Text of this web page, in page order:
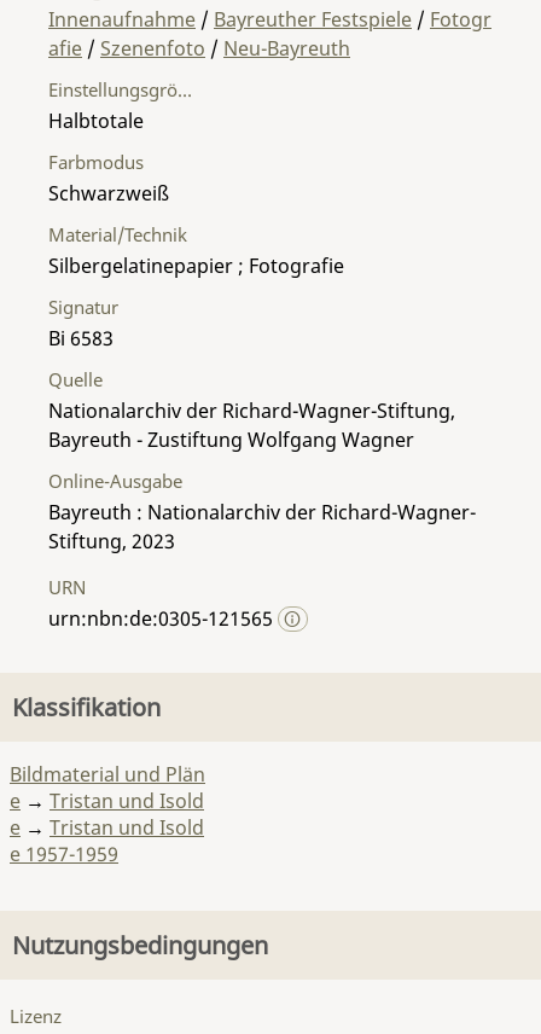
Material/Technik
Silbergelatinepapier ; Fotografie
Einstellungsgröße
Halbtotale
Farbmodus
Schwarzweiß
Signatur
Bi 6583
Quelle
Nationalarchiv der Richard-Wagner-Stiftung,
Bayreuth - Zustiftung Wolfgang Wagner
Innenaufnahme / Bayreuther Festspiele / Fotogr
afie / Szenenfoto / Neu-Bayreuth
Online-Ausgabe
Bayreuth : Nationalarchiv der Richard-Wagner-
Stiftung, 2023
URN
urn:nbn:de:0305-121565
Klassifikation
Bildmaterial und Plän
e → Tristan und Isold
e → Tristan und Isold
e 1957-1959
Nutzungsbedingungen
Lizenz